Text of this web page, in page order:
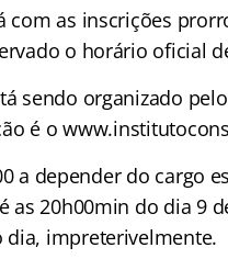
com as inscrições
o horário oficial
sendo organizado
é o
a depender do cargo
20h00min do dia 9
dia, impreterivelmente.